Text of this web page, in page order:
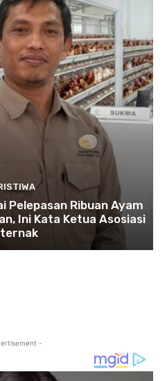
Pelepasan Ribuan Ayam
Ini Kata Ketua Asosiasi
-